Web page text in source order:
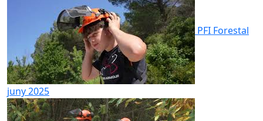
PFI Forestal
juny 2025